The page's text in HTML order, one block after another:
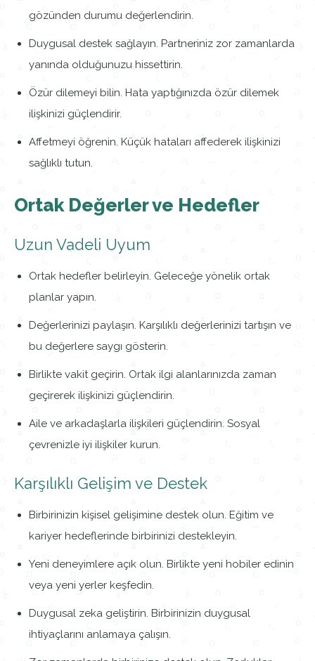
gözünden durumu değerlendirin.
Duygusal destek sağlayın. Partneriniz zor zamanlarda
yanında olduğunuzu hissettirin.
Özür dilemeyi bilin. Hata yaptığınızda özür dilemek
ilişkinizi güçlendirir.
Affetmeyi öğrenin. Küçük hataları affederek ilişkinizi
sağlıklı tutun.
Ortak Değerler ve Hedefler
Uzun Vadeli Uyum
Ortak hedefler belirleyin. Geleceğe yönelik ortak
planlar yapın.
Değerlerinizi paylaşın. Karşılıklı değerlerinizi tartışın ve
bu değerlere saygı gösterin.
Birlikte vakit geçirin. Ortak ilgi alanlarınızda zaman
geçirerek ilişkinizi güçlendirin.
Aile ve arkadaşlarla ilişkileri güçlendirin. Sosyal
çevrenizle iyi ilişkiler kurun.
Karşılıklı Gelişim ve Destek
Birbirinizin kişisel gelişimine destek olun. Eğitim ve
kariyer hedeflerinde birbirinizi destekleyin.
Yeni deneyimlere açık olun. Birlikte yeni hobiler edinin
veya yeni yerler keşfedin.
Duygusal zeka geliştirin. Birbirinizin duygusal
ihtiyaçlarını anlamaya çalışın.